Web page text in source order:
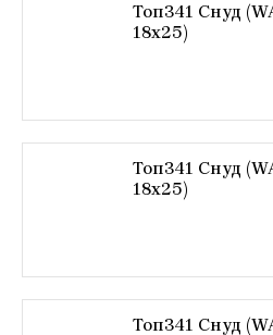
Топ341 Снуд
18х25)
Топ341 Снуд
18х25)
Топ341 Снуд